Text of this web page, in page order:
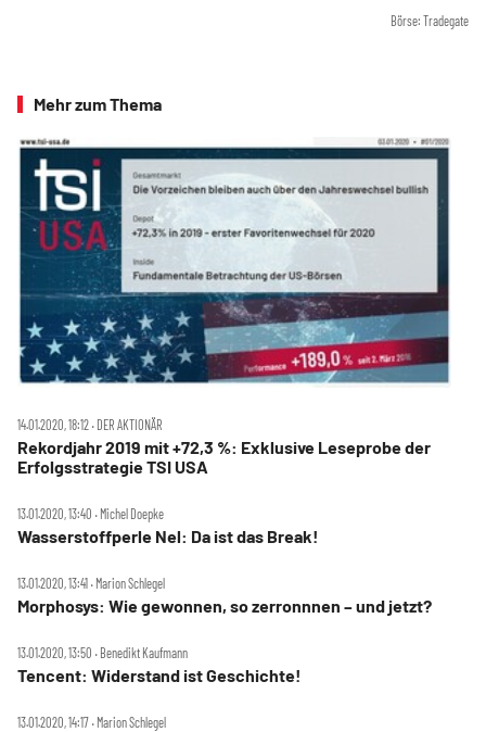
Börse: Tradegate
Mehr zum Thema
14.01.2020, 18:12 ‧ DER AKTIONÄR
Rekordjahr 2019 mit +72,3 %: Exklusive Leseprobe der
Erfolgsstrategie TSI USA
13.01.2020, 13:40 ‧ Michel Doepke
Wasserstoffperle Nel: Da ist das Break!
13.01.2020, 13:41 ‧ Marion Schlegel
Morphosys: Wie gewonnen, so zerronnnen – und jetzt?
13.01.2020, 13:50 ‧ Benedikt Kaufmann
Tencent: Widerstand ist Geschichte!
13.01.2020, 14:17 ‧ Marion Schlegel